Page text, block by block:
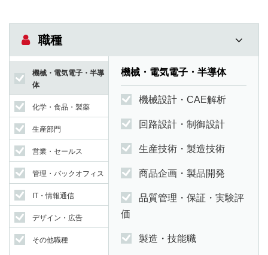
職種
機械・電気電子・半導
体
化学・食品・製薬
生産部門
営業・セールス
管理・バックオフィス
IT・情報通信
デザイン・広告
その他職種
機械・電気電子・半導体
機械設計・CAE解析
回路設計・制御設計
生産技術・製造技術
商品企画・製品開発
品質管理・保証・実験評
価
製造・技能職